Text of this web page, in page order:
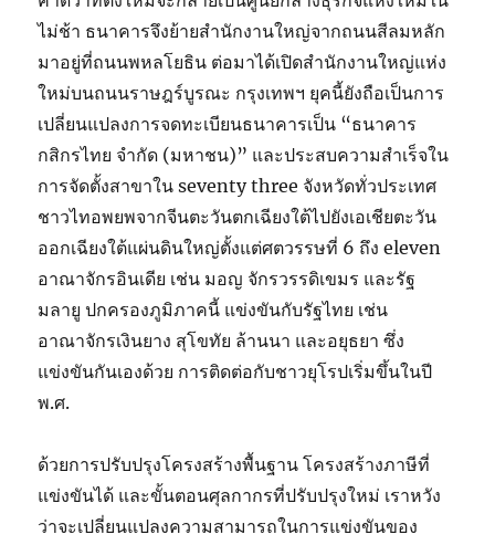
ไม่ช้า ธนาคารจึงย้ายสำนักงานใหญ่จากถนนสีลมหลัก
มาอยู่ที่ถนนพหลโยธิน ต่อมาได้เปิดสำนักงานใหญ่แห่ง
ใหม่บนถนนราษฎร์บูรณะ กรุงเทพฯ ยุคนี้ยังถือเป็นการ
เปลี่ยนแปลงการจดทะเบียนธนาคารเป็น “ธนาคาร
กสิกรไทย จำกัด (มหาชน)” และประสบความสำเร็จใน
การจัดตั้งสาขาใน seventy three จังหวัดทั่วประเทศ
ชาวไทอพยพจากจีนตะวันตกเฉียงใต้ไปยังเอเชียตะวัน
ออกเฉียงใต้แผ่นดินใหญ่ตั้งแต่ศตวรรษที่ 6 ถึง eleven
อาณาจักรอินเดีย เช่น มอญ จักรวรรดิเขมร และรัฐ
มลายู ปกครองภูมิภาคนี้ แข่งขันกับรัฐไทย เช่น
อาณาจักรเงินยาง สุโขทัย ล้านนา และอยุธยา ซึ่ง
แข่งขันกันเองด้วย การติดต่อกับชาวยุโรปเริ่มขึ้นในปี
พ.ศ.
ด้วยการปรับปรุงโครงสร้างพื้นฐาน โครงสร้างภาษีที่
แข่งขันได้ และขั้นตอนศุลกากรที่ปรับปรุงใหม่ เราหวัง
ว่าจะเปลี่ยนแปลงความสามารถในการแข่งขันของ